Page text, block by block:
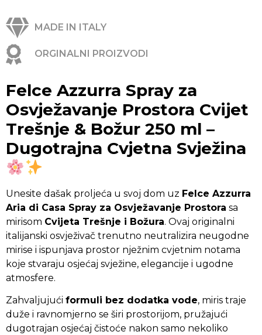
MADE IN ITALY
ORGINALNI PROIZVODI
Felce Azzurra Spray za
Osvježavanje Prostora Cvijet
Trešnje & Božur 250 ml –
Dugotrajna Cvjetna Svježina
Unesite dašak proljeća u svoj dom uz Felce Azzurra
Aria di Casa Spray za Osvježavanje Prostora sa
mirisom Cvijeta Trešnje i Božura. Ovaj originalni
italijanski osvježivač trenutno neutralizira neugodne
mirise i ispunjava prostor nježnim cvjetnim notama
koje stvaraju osjećaj svježine, elegancije i ugodne
atmosfere.
Zahvaljujući formuli bez dodatka vode, miris traje
duže i ravnomjerno se širi prostorijom, pružajući
dugotrajan osjećaj čistoće nakon samo nekoliko